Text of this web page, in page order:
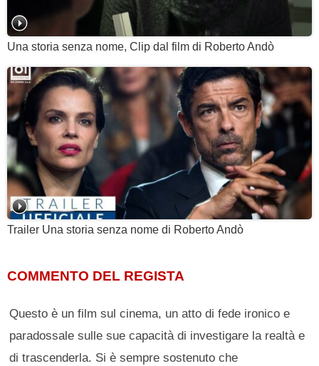
Una storia senza nome, Clip dal film di Roberto Andò
Trailer Una storia senza nome di Roberto Andò
COMMENTO DEL REGISTA
Questo è un film sul cinema, un atto di fede ironico e
paradossale sulle sue capacità di investigare la realtà e
di trascenderla. Si è sempre sostenuto che